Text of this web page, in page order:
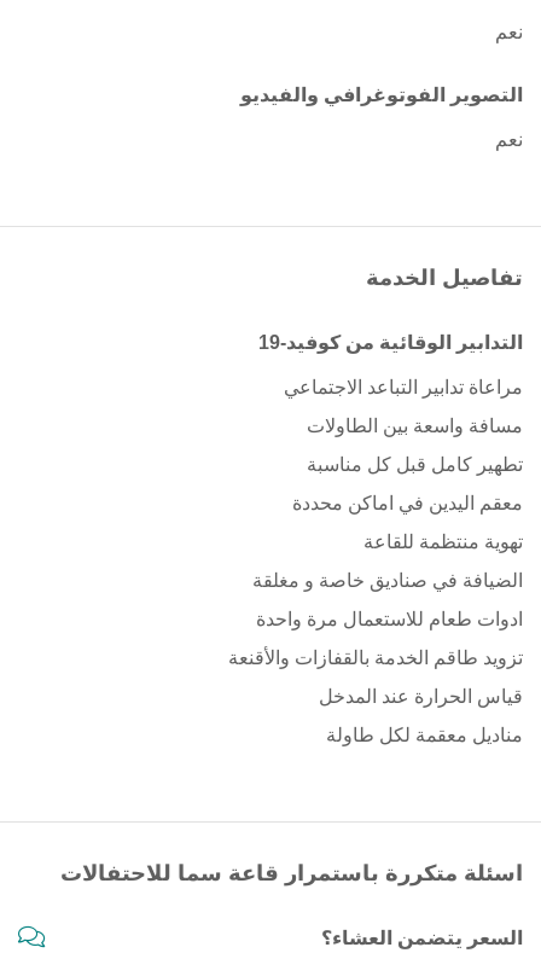
نعم
التصوير الفوتوغرافي والفيديو
نعم
تفاصيل الخدمة
التدابير الوقائية من كوفيد-19
مراعاة تدابير التباعد الاجتماعي
مسافة واسعة بين الطاولات
تطهير كامل قبل كل مناسبة
معقم اليدين في اماكن محددة
تهوية منتظمة للقاعة
الضيافة في صناديق خاصة و مغلقة
ادوات طعام للاستعمال مرة واحدة
تزويد طاقم الخدمة بالقفازات والأقنعة
قياس الحرارة عند المدخل
مناديل معقمة لكل طاولة
اسئلة متكررة باستمرار قاعة سما للاحتفالات
السعر يتضمن العشاء؟